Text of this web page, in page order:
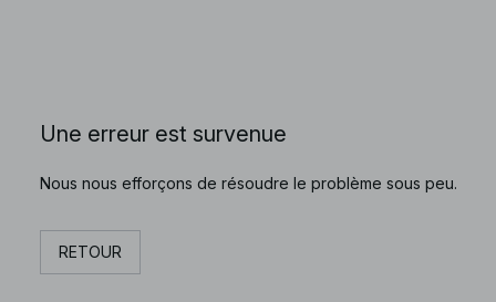
Une erreur est survenue
Nous nous efforçons de résoudre le problème sous peu.
RETOUR